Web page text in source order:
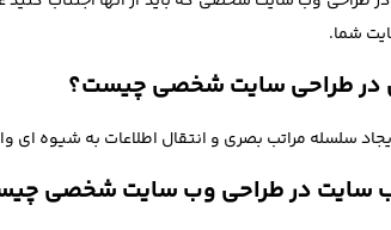
شما.
در طراحی سایت شخصی چیست؟
ایجاد سلسله مراتب بصری و انتقال اطلاعات به
سایت در طراحی وب سایت شخصی